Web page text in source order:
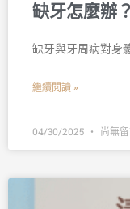
缺牙怎麼辦
缺牙與牙周病對身
繼續閱讀 »
04/30/2025 尚無